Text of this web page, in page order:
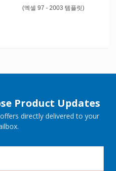
(엑셀 97 - 2003 템플릿)
Product Updates
directly delivered to your